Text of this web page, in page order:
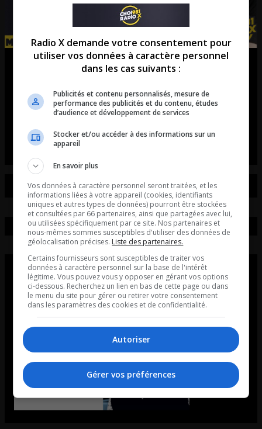
Max Truman | CONFIRMÉ: 2
nouvelles équipes dans la LNH
d’ici 2030!
La chronique de Max Truman.
Radio X demande votre consentement pour
utiliser vos données à caractère personnel
dans les cas suivants :
Publicités et contenu personnalisés, mesure de
performance des publicités et du contenu, études
d’audience et développement de services
Stocker et/ou accéder à des informations sur un
appareil
En savoir plus
Vos données à caractère personnel seront traitées, et les
informations liées à votre appareil (cookies, identifiants
uniques et autres types de données) pourront être stockées
et consultées par 66 partenaires, ainsi que partagées avec lui,
ou utilisées spécifiquement par ce site. Nos partenaires et
nous-mêmes sommes susceptibles d'utiliser des données de
géolocalisation précises. Liste des partenaires.
Certains fournisseurs sont susceptibles de traiter vos
données à caractère personnel sur la base de l'intérêt
légitime. Vous pouvez vous y opposer en gérant vos options
ci-dessous. Recherchez un lien en bas de cette page ou dans
le menu du site pour gérer ou retirer votre consentement
dans les paramètres des cookies et de confidentialité.
Autoriser
Gérer vos préférences